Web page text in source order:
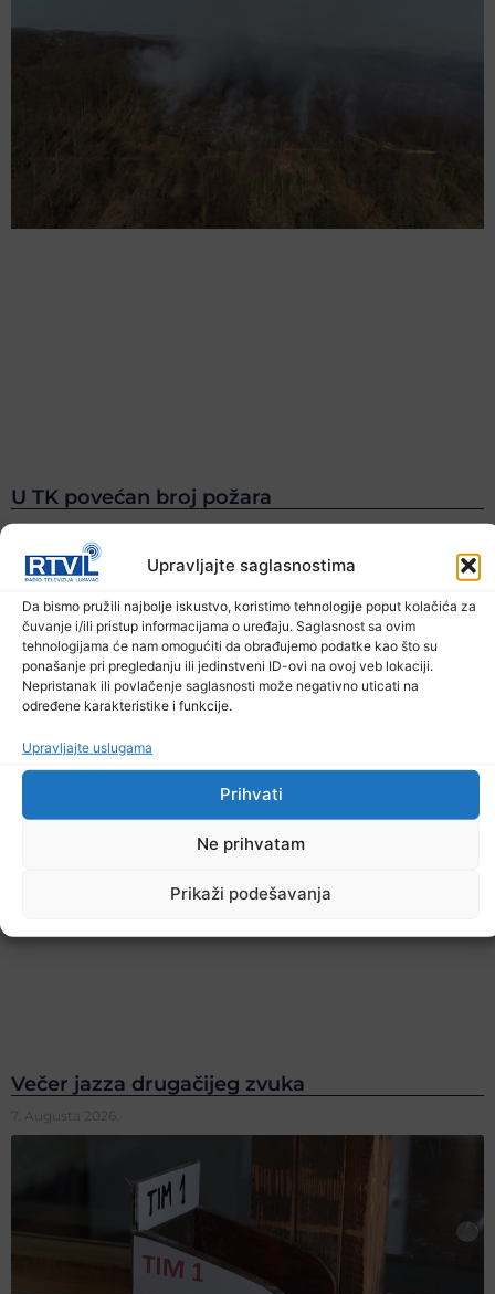
Upravljajte saglasnostima
Da bismo pružili najbolje iskustvo, koristimo tehnologije poput kolačića za
čuvanje i/ili pristup informacijama o uređaju. Saglasnost sa ovim
tehnologijama će nam omogućiti da obrađujemo podatke kao što su
ponašanje pri pregledanju ili jedinstveni ID-ovi na ovoj veb lokaciji.
Nepristanak ili povlačenje saglasnosti može negativno uticati na
određene karakteristike i funkcije.
Upravljajte uslugama
Prihvati
Ne prihvatam
Prikaži podešavanja
U TK povećan broj požara
7. Augusta 2026.
Večer jazza drugačijeg zvuka
7. Augusta 2026.